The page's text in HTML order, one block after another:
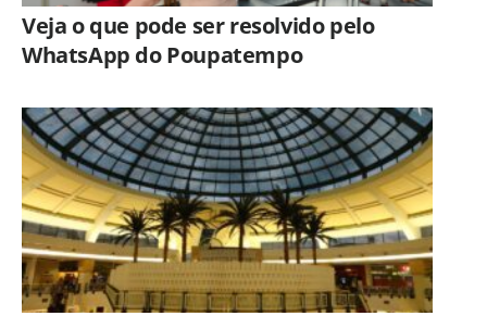
Veja o que pode ser resolvido pelo
WhatsApp do Poupatempo